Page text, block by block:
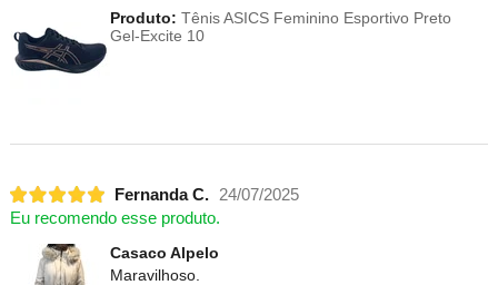
Produto: Tênis ASICS Feminino Esportivo Preto
Gel-Excite 10
Fernanda C.
24/07/2025
Eu recomendo esse produto.
Casaco Alpelo
Maravilhoso.